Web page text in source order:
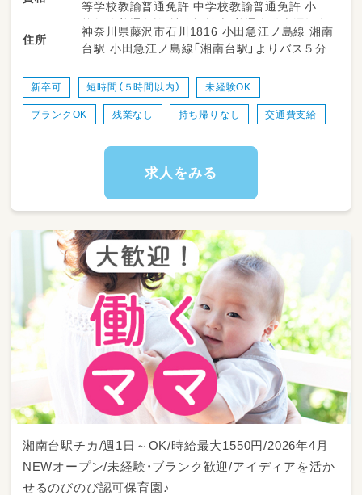
障がいを持ったお子様や発達に特性を持ってい
るお子様をお預かりします。
個別支援計画に基づく療育プログラムや学習指
プログラムを提供します。
【進化する街に誕生した進化型施設。毎日が高
満タン！】
高齢者施設であるグリーンライフ湘南台の3階
おり、
フロアは児童が自由にのびのびと身体を動かせ
る広さがあり、エレベータや多目的トイレの他、
クールダウンに配慮した構造の静養室もありま
す。
＊児童の送迎
（範囲：藤沢市内／社用車：５〜７名乗りの普通
車）
＊レクリエーションの企画、運営
＊書類作成 等
＊入職後は先輩職員がついて、ＯＪＴにて指導
いたします。
等学校教諭普通免許 中学校教諭普通免許 小学
校教諭普通免許 社会福祉士 普通自動車運転免
許
住所
神奈川県藤沢市石川1816 小田急江ノ島線 湘南
台駅 小田急江ノ島線「湘南台駅」よりバス５分
新卒可 短時間（５時間以内） 未経験OK
ブランクOK 残業なし 持ち帰りなし 交通費支給
求人をみる
湘南台駅チカ/週1日～OK/時給最大1550円/2026年4月
NEWオープン/未経験・ブランク歓迎/アイディアを活か
せるのびのび認可保育園♪